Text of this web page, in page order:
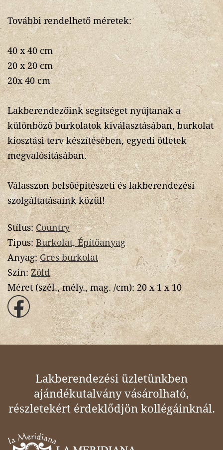
További rendelhető méretek:
40 x 40 cm
20 x 20 cm
20x 40 cm
Lakberendezőink segítséget nyújtanak a
különböző burkolatok kiválasztásában, burkolat
kiosztási terv készítésében, egyedi ötletek
megvalósításában.
Válasszon belsőépítészeti és lakberendezési
szolgáltatásaink közül!
Stílus: Country
Tipus:Burkolat, Építőanyag
Anyag:Gres burkolat
Szín:Zöld
Méret (szél., mély., mag. /cm):20 x 1 x 10
Lakberendezési üzletünkben
ajándékutalvány vásárolható,
részletekért érdeklődjön kollégáinknál.